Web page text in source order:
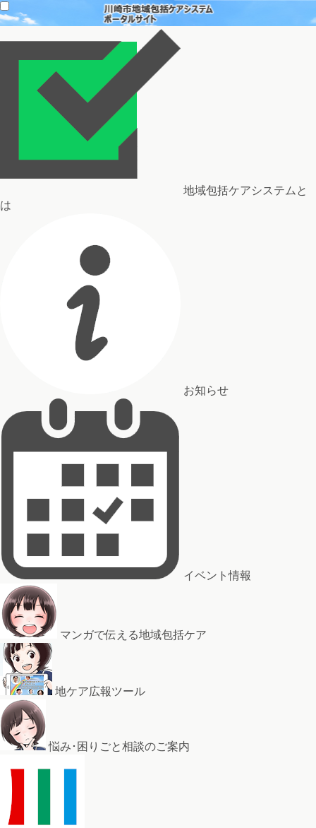
地域包括ケアシステムと
は
お知らせ
イベント情報
マンガで伝える地域包括ケア
地ケア広報ツール
悩み･困りごと相談のご案内